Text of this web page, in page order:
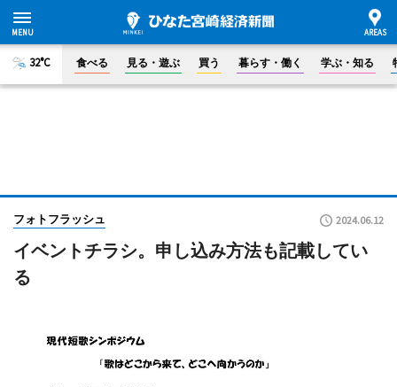
32°C 食べる 見る・遊ぶ 買う 暮らす・働く 学ぶ・知る
フォトフラッシュ 2024.06.12
イベントチラシ。申し込み方法も記載してい
る